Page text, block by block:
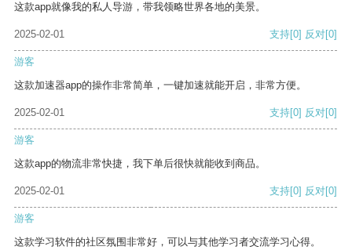
这款app就像我的私人导游，带我领略世界各地的美景。
2025-02-01 支持[0] 反对[0]
游客
这款加速器app的操作非常简单，一键加速就能开启，非常方便。
2025-02-01 支持[0] 反对[0]
游客
这款app的物流非常快捷，我下单后很快就能收到商品。
2025-02-01 支持[0] 反对[0]
游客
这款学习软件的社区氛围非常好，可以与其他学习者交流学习心得。